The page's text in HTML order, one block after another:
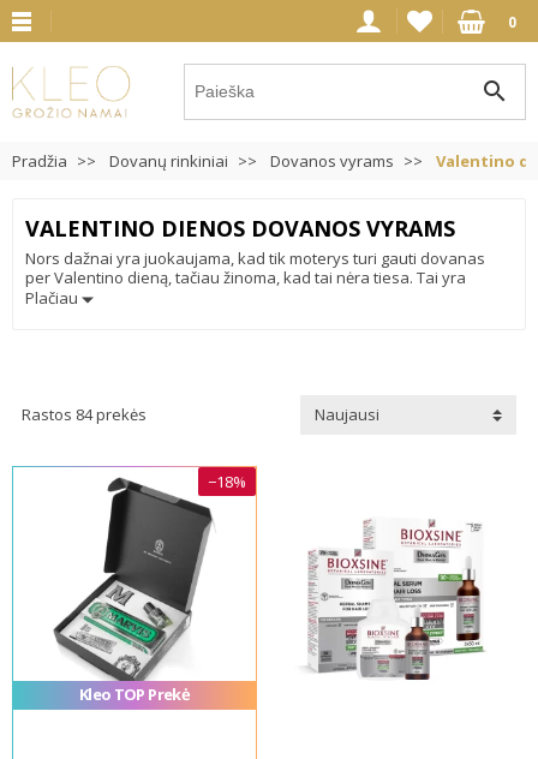
0
search
Pradžia Dovanų rinkiniai Dovanos vyrams Valentino
VALENTINO DIENOS DOVANOS VYRAMS
Nors dažnai yra juokaujama, kad tik moterys turi gauti dovanas
per Valentino dieną, tačiau žinoma, kad tai nėra tiesa. Tai yra
meilės šventė, meilės diena, tad abu santykiuose turi stengtis kuo
Plačiau
Rastos 84 prekės Naujausi
Kleo TOP Prekė
−18%